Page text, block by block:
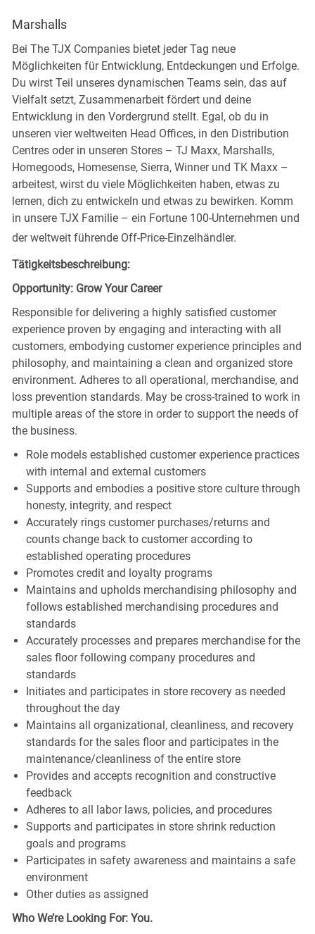
Marshalls
Bei The TJX Companies bietet jeder Tag neue
Möglichkeiten für Entwicklung, Entdeckungen und Erfolge.
Du wirst Teil unseres dynamischen Teams sein, das auf
Vielfalt setzt, Zusammenarbeit fördert und deine
Entwicklung in den Vordergrund stellt. Egal, ob du in
unseren vier weltweiten Head Offices, in den Distribution
Centres oder in unseren Stores – TJ Maxx, Marshalls,
Homegoods, Homesense, Sierra, Winner und TK Maxx –
arbeitest, wirst du viele Möglichkeiten haben, etwas zu
lernen, dich zu entwickeln und etwas zu bewirken. Komm
in unsere TJX Familie – ein Fortune 100-Unternehmen und
der weltweit führende Off-Price-Einzelhändler.
Tätigkeitsbeschreibung:
Opportunity: Grow Your Career
Responsible for delivering a highly satisfied customer
experience proven by engaging and interacting with all
customers, embodying customer experience principles and
philosophy, and maintaining a clean and organized store
environment. Adheres to all operational, merchandise, and
loss prevention standards. May be cross-trained to work in
multiple areas of the store in order to support the needs of
the business.
Role models established customer experience practices
with internal and external customers
Supports and embodies a positive store culture through
honesty, integrity, and respect
Accurately rings customer purchases/returns and
counts change back to customer according to
established operating procedures
Promotes credit and loyalty programs
Maintains and upholds merchandising philosophy and
follows established merchandising procedures and
standards
Accurately processes and prepares merchandise for the
sales floor following company procedures and
standards
Initiates and participates in store recovery as needed
throughout the day
Maintains all organizational, cleanliness, and recovery
standards for the sales floor and participates in the
maintenance/cleanliness of the entire store
Provides and accepts recognition and constructive
feedback
Adheres to all labor laws, policies, and procedures
Supports and participates in store shrink reduction
goals and programs
Participates in safety awareness and maintains a safe
environment
Other duties as assigned
Who We’re Looking For: You.